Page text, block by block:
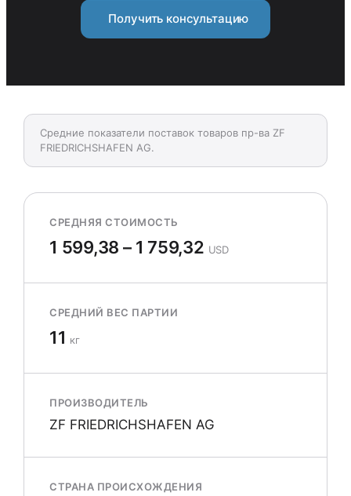
Получить консультацию
Средние показатели поставок товаров пр-ва ZF
FRIEDRICHSHAFEN AG.
СРЕДНЯЯ СТОИМОСТЬ
1 599,38 – 1 759,32 USD
СРЕДНИЙ ВЕС ПАРТИИ
11 кг
ПРОИЗВОДИТЕЛЬ
ZF FRIEDRICHSHAFEN AG
СТРАНА ПРОИСХОЖДЕНИЯ